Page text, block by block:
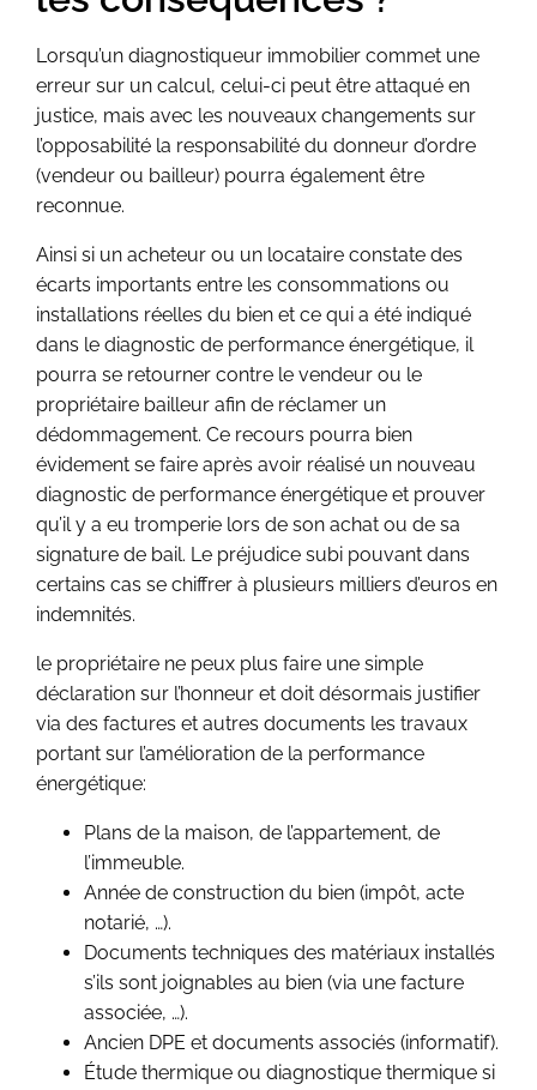
Lorsqu’un diagnostiqueur immobilier commet une
erreur sur un calcul, celui-ci peut être attaqué en
justice, mais avec les nouveaux changements sur
l’opposabilité la responsabilité du donneur d’ordre
(vendeur ou bailleur) pourra également être
reconnue.
Ainsi si un acheteur ou un locataire constate des
écarts importants entre les consommations ou
installations réelles du bien et ce qui a été indiqué
dans le diagnostic de performance énergétique, il
pourra se retourner contre le vendeur ou le
propriétaire bailleur afin de réclamer un
dédommagement. Ce recours pourra bien
évidement se faire après avoir réalisé un nouveau
diagnostic de performance énergétique et prouver
qu’il y a eu tromperie lors de son achat ou de sa
signature de bail. Le préjudice subi pouvant dans
certains cas se chiffrer à plusieurs milliers d’euros en
indemnités.
le propriétaire ne peux plus faire une simple
déclaration sur l’honneur et doit désormais justifier
via des factures et autres documents les travaux
portant sur l’amélioration de la performance
énergétique:
Plans de la maison, de l’appartement, de
l’immeuble.
Année de construction du bien (impôt, acte
notarié, …).
Documents techniques des matériaux installés
s’ils sont joignables au bien (via une facture
associée, …).
Ancien DPE et documents associés (informatif).
Étude thermique ou diagnostique thermique si